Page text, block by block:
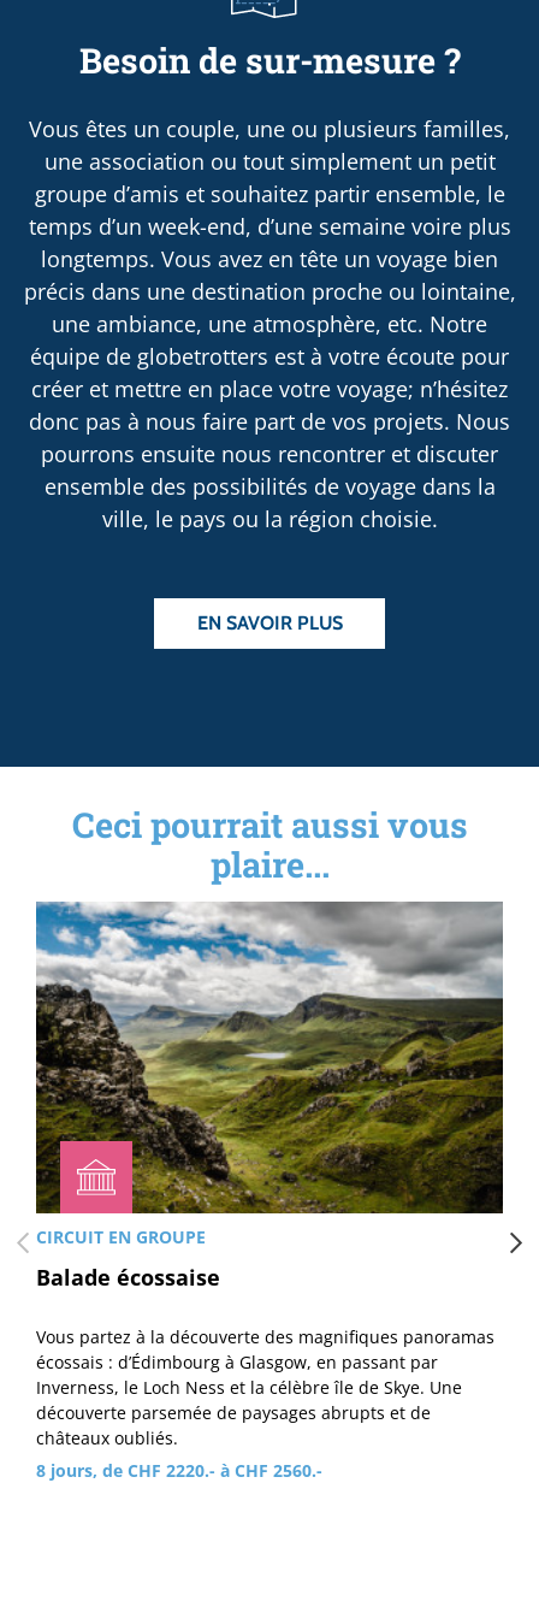
Besoin de sur-mesure ?
Vous êtes un couple, une ou plusieurs familles,
une association ou tout simplement un petit
groupe d’amis et souhaitez partir ensemble, le
temps d’un week-end, d’une semaine voire plus
longtemps. Vous avez en tête un voyage bien
précis dans une destination proche ou lointaine,
une ambiance, une atmosphère, etc. Notre
équipe de globetrotters est à votre écoute pour
créer et mettre en place votre voyage; n’hésitez
donc pas à nous faire part de vos projets. Nous
pourrons ensuite nous rencontrer et discuter
ensemble des possibilités de voyage dans la
ville, le pays ou la région choisie.
EN SAVOIR PLUS
Ceci pourrait aussi vous
plaire...
CIRCUIT EN GROUPE
Balade écossaise
Vous partez à la découverte des magnifiques panoramas
écossais : d’Édimbourg à Glasgow, en passant par
Inverness, le Loch Ness et la célèbre île de Skye. Une
découverte parsemée de paysages abrupts et de
châteaux oubliés.
8 jours, de CHF 2220.- à CHF 2560.-